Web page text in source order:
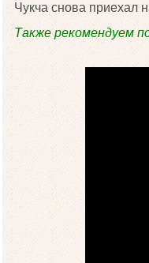
Чукча снова приехал
Также рекомендуем